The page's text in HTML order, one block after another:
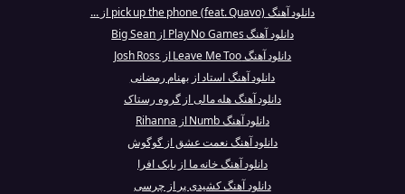
دانلود آهنگ pick up the phone (feat. Quavo) از ...
دانلود آهنگ Play No Games از Big Sean
دانلود آهنگ Leave Me Too از Josh Ross
دانلود آهنگ استاد از بهنام رمضانی
دانلود آهنگ هله مالی از گروه رستاک
دانلود آهنگ Numb از Rihanna
دانلود آهنگ نعمت عشق از گوگوش
دانلود آهنگ خانه ما از بابک افرا
دانلود آهنگ کشیدی پر از چرسی